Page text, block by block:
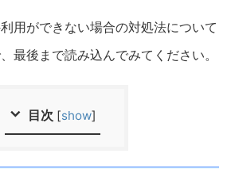
用ができない場合の対処法について
最後まで読み込んでみてください。
目次 [show]